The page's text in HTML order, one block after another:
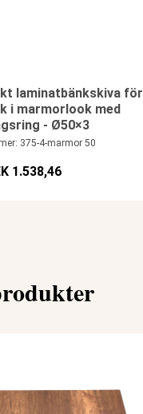
laminatbänkskiva för
i marmorlook med
- Ø50×3
375-4-marmor 50
1.538,46